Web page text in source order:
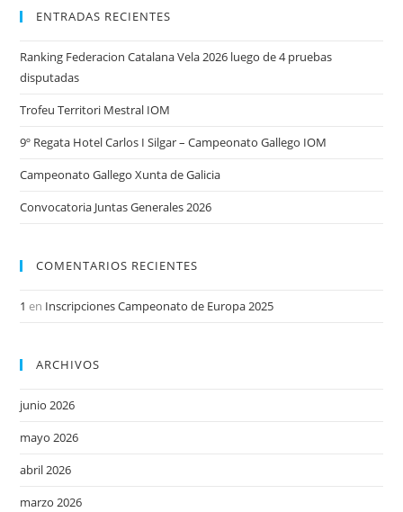
ENTRADAS RECIENTES
Ranking Federacion Catalana Vela 2026 luego de 4 pruebas
disputadas
Trofeu Territori Mestral IOM
9º Regata Hotel Carlos I Silgar – Campeonato Gallego IOM
Campeonato Gallego Xunta de Galicia
Convocatoria Juntas Generales 2026
COMENTARIOS RECIENTES
1 en Inscripciones Campeonato de Europa 2025
ARCHIVOS
junio 2026
mayo 2026
abril 2026
marzo 2026